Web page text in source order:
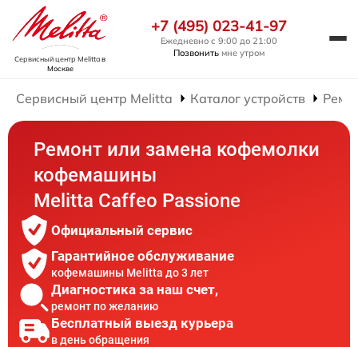
Сервисный центр Melittaв
Москве
+7 (495) 023-41-97
Ежедневно с 9:00 до 21:00
Позвонить мне утром
Сервисный центр Melitta Каталог устройств
Ремонт или замена кофемолки
кофемашины
Melitta Caffeo Passione
Официальный сервис
Гарантийное обслуживание
кофемашины Melitta до 3 лет
Диагностика за наш счет,
ремонт по желанию
Бесплатный выезд курьера
в день обращения